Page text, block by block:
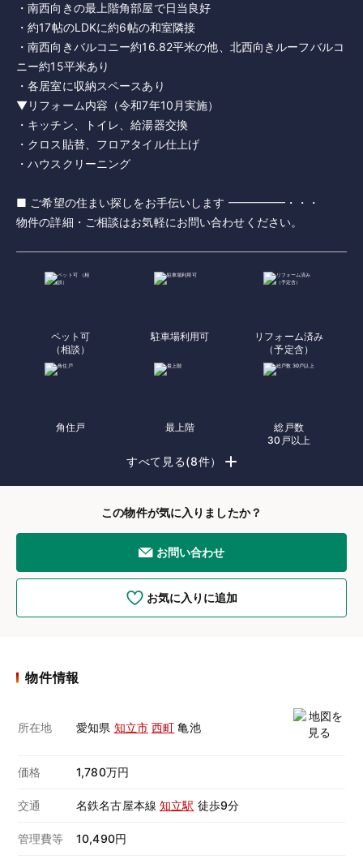
・南西向きの最上階角部屋で日当良好
・約17帖のLDKに約6帖の和室隣接
・南西向きバルコニー約16.82平米の他、北西向きルーフバルコ
ニー約15平米あり
・各居室に収納スペースあり
▼リフォーム内容（令和7年10月実施）
・キッチン、トイレ、給湯器交換
・クロス貼替、フロアタイル仕上げ
・ハウスクリーニング
■ ご希望の住まい探しをお手伝いします ━━━━━・・・
物件の詳細・ご相談はお気軽にお問い合わせください。
ペット可
（相談）
駐車場利用可
リフォーム済み
（予定含）
角住戸 最上階
総戸数
30戸以上
すべて見る(8件）
この物件が気に入りましたか？
お問い合わせ
お気に入りに追加
物件情報
所在地 愛知県 知立市 西町 亀池
価格 1,780万円
交通 名鉄名古屋本線 知立駅 徒歩9分
管理費等 10,490円